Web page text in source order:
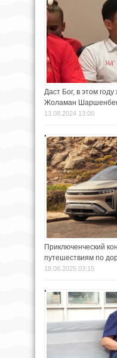
Даст Бог, в этом
Жоламан
13.08.2024 13:00
Приключенческий
путешествиям по
18.08.2025 03:15